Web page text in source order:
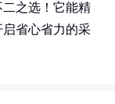
之选！它能精
省心省力的采